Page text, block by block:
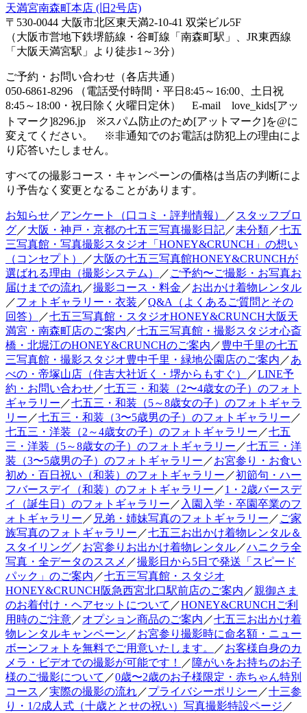
天満宮南森町本店 (旧2号店)
〒530-0044 大阪市北区東天満2-10-41 双栄ビル5F
（大阪市営地下鉄堺筋線・谷町線「南森町駅」、JR東西線
「大阪天満宮駅」より徒歩1～3分）
ご予約・お問い合わせ（各店共通）
050-6861-8296 （電話受付時間・平日8:45～16:00、土日祝
8:45～18:00・祝日除く火曜日定休） E-mail love_kids[アッ
トマーク]8296.jp ※スパム防止のため[アットマーク]を@に
変えてください。 ※非通知でのお電話は防犯上の理由によ
り応答いたしません。
すべての撮影コース・キャンペーンの価格は当店の判断によ
り予告なく変更となることがあります。
お知らせ／アンケート（口コミ・評判情報） ／ スタッフブロ
グ／大阪・神戸・京都の七五三写真撮影日記／未分類／七五
三写真館・写真撮影スタジオ「HONEY&CRUNCH」の想い
（コンセプト）
／大阪の七五三写真館HONEY&CRUNCHが
選ばれる理由（撮影システム）
／ ご予約〜ご撮影・お写真お
届けまでの流れ／撮影コース・料金 ／お出かけ着物レンタル
／フォトギャラリー・衣装 ／Q&A（よくあるご質問とその
回答）
／七五三写真館・スタジオHONEY&CRUNCH大阪天
満宮・南森町店のご案内 ／七五三写真館・撮影スタジオ心斎
橋・北堀江のHONEY&CRUNCHのご案内 ／豊中千里の七五
三写真館・撮影スタジオ豊中千里・緑地公園店のご案内 ／あ
べの・帝塚山店（住吉大社近く・堺からもすぐ）
／LINE予
約・お問い合わせ／七五三・和装（2〜4歳女の子）のフォト
ギャラリー ／七五三・和装（5～8歳女の子）のフォトギャラ
リー ／七五三・和装（3〜5歳男の子）のフォトギャラリー ／
七五三・洋装（2～4歳女の子）のフォトギャラリー ／七五
三・洋装（5～8歳女の子）のフォトギャラリー ／七五三・洋
装（3〜5歳男の子）のフォトギャラリー ／お宮参り・お食い
初め・百日祝い（和装）のフォトギャラリー ／初節句・ハー
フバースデイ（和装）のフォトギャラリー ／1・2歳バースデ
イ（誕生日）のフォトギャラリー ／ 入園入学・卒園卒業のフ
ォトギャラリー ／ 兄弟・姉妹写真のフォトギャラリー ／ ご家
族写真のフォトギャラリー ／七五三お出かけ着物レンタル＆
スタイリング／お宮参りお出かけ着物レンタル／ハニクラ全
写真・全データのススメ ／撮影日から5日で発送「スピード
パック」のご案内 ／七五三写真館・スタジオ
HONEY&CRUNCH阪急西宮北口駅前店のご案内 ／親御さま
のお着付け・ヘアセットについて ／HONEY&CRUNCHご利
用時のご注意／オプション商品のご案内 ／七五三お出かけ着
物レンタルキャンペーン ／お宮参り撮影時に命名額・ニュー
ボーンフォトを無料でご用意いたします。
／お客様自身のカ
メラ・ビデオでの撮影が可能です！ ／障がいをお持ちのお子
様のご撮影について ／0歳〜2歳のお子様限定・赤ちゃん特別
コース ／実際の撮影の流れ／プライバシーポリシー ／十三参
り・1/2成人式（十歳ととせの祝い）写真撮影特設ページ ／